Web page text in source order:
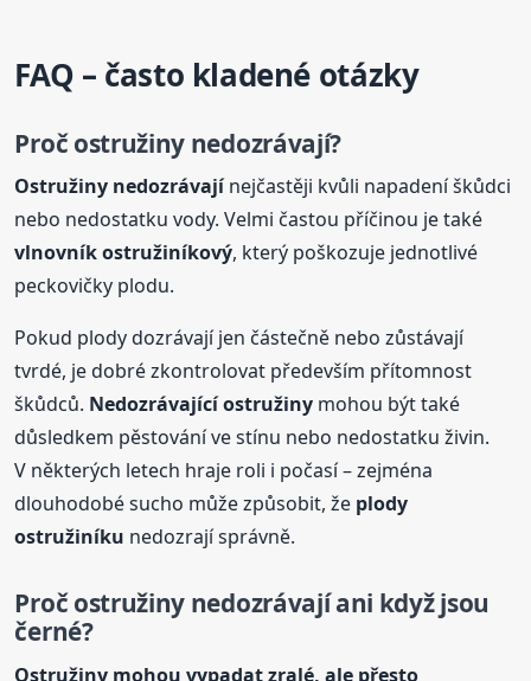
FAQ – často kladené otázky
Proč ostružiny nedozrávají?
Ostružiny nedozrávajínejčastěji kvůli napadení škůdci
nebo nedostatku vody. Velmi častou příčinou je také
vlnovník ostružiníkový, který poškozuje jednotlivé
peckovičky plodu.
Pokud plody dozrávají jen částečně nebo zůstávají
tvrdé, je dobré zkontrolovat především přítomnost
škůdců. Nedozrávající ostružiny mohou být také
důsledkem pěstování ve stínu nebo nedostatku živin.
V některých letech hraje roli i počasí – zejména
dlouhodobé sucho může způsobit, že plody
ostružiníku nedozrají správně.
Proč ostružiny nedozrávají ani když jsou
černé?
Ostružiny mohou vypadat zralé, ale přesto